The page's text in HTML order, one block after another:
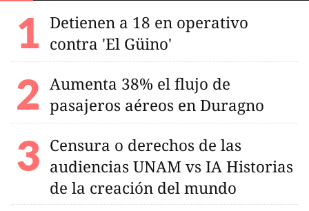
Detienen a 18 en operativo
contra 'El Güino'
Aumenta 38% el flujo de
pasajeros aéreos en Duragno
Censura o derechos de las
audiencias UNAM vs IA Historias
de la creación del mundo